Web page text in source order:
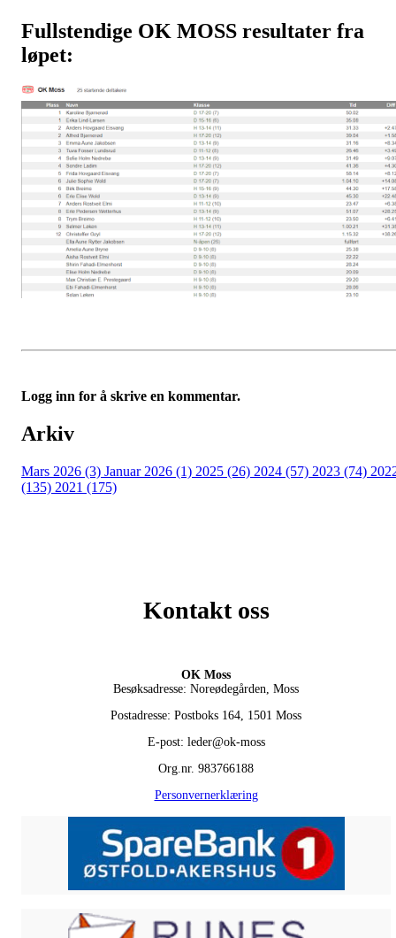
Fullstendige OK MOSS resultater fra
løpet:
Logg inn for å skrive en kommentar.
Arkiv
Mars 2026 (3) Januar 2026 (1) 2025 (26) 2024 (57) 2023 (74)
(135) 2021 (175)
Kontakt oss
OK Moss
Besøksadresse: Noreødegården, Moss
Postadresse: Postboks 164, 1501 Moss
E-post: leder@ok-moss
Org.nr. 983766188
Personvernerklæring